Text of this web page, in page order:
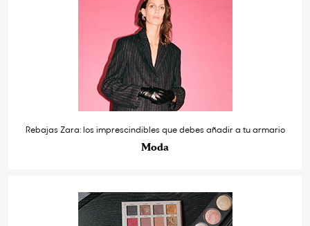
Rebajas Zara: los imprescindibles que debes añadir a tu armario
Moda